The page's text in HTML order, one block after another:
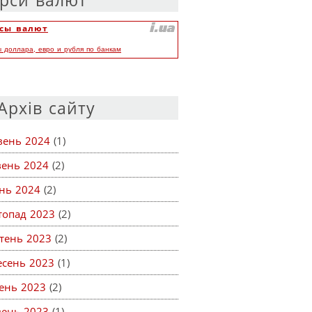
валют
доллара, евро и рубля по банкам
сайту
2024 (1)
2024 (2)
2024 (2)
2023 (2)
2023 (2)
2023 (1)
2023 (2)